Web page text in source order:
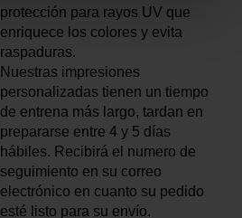
protección para rayos UV que
enriquece los colores y evita
raspaduras.
Nuestras impresiones
personalizadas tienen un tiempo
de entrena más largo, tardan en
prepararse entre 4 y 5 días
hábiles. Recibirá el numero de
seguimiento en su correo
electrónico en cuanto su pedido
esté listo para su envío.